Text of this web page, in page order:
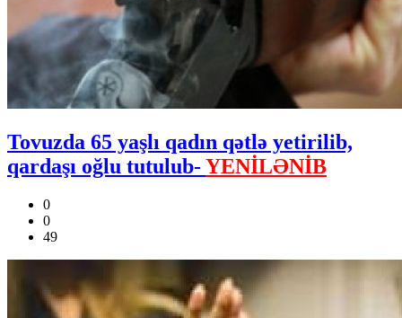
Tovuzda 65 yaşlı qadın qətlə yetirilib,
qardaşı oğlu tutulub-YENİLƏNİB
0
0
49